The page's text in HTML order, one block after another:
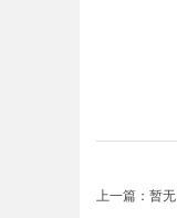
上一篇：暂无